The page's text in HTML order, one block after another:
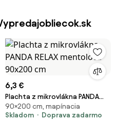
6,3 €
Plachta z mikrovlákna PANDA
RELAX mentolová 90x200 cm
90×200 cm, mapínacia
Skladom
Doprava zadarmo